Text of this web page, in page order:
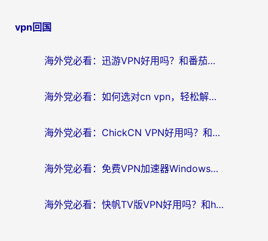
导
vpn回国
海外党必看：迅游VPN好用吗？和番茄加速器VPN对比哪个回国效果更好？
海外党必看：如何选对cn vpn，轻松解锁国内影音游戏？
海外党必看：ChickCN VPN好用吗？和星河VPN对比哪个回国效果更好？附真实体验+避坑指南
海外党必看：免费VPN加速器Windows版怎么选？附真实测评与无缝访问国内资源指南
海外党必看：快帆TV版VPN好用吗？和hi龟龟VPN对比哪个回国效果更好？附免费加速器选择指南